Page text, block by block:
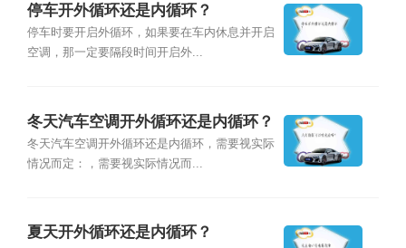
停车开外循环还是内循环？
停车时要开启外循环，如果要在车内休息并开启
空调，那一定要隔段时间开启外...
冬天汽车空调开外循环还是内循环？
冬天汽车空调开外循环还是内循环，需要视实际
情况而定：，需要视实际情况而...
夏天开外循环还是内循环？